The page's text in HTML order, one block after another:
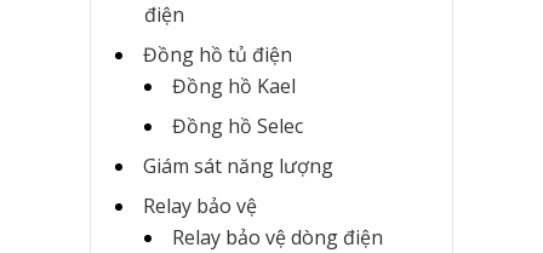
điện
Đồng hồ tủ điện
Đồng hồ Kael
Đồng hồ Selec
Giám sát năng lượng
Relay bảo vệ
Relay bảo vệ dòng điện